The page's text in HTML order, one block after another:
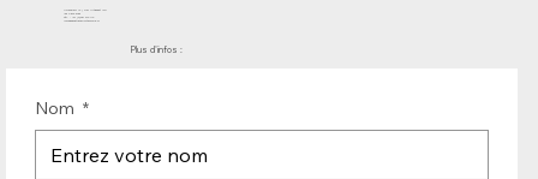
Molenwerf 12 | DB Uitgeest 1911
les Pays-Bas
Tél. : +31 (0)251 319 119
info@bandtransporteurope.nl
Plus d'infos :
Nom *